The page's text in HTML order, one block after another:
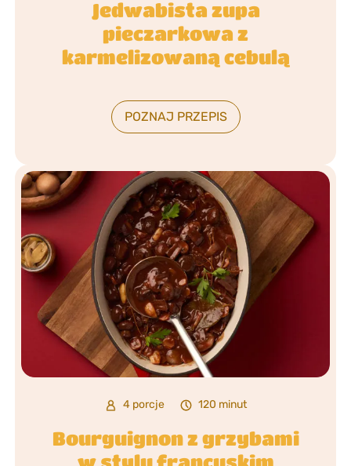
Jedwabista zupa
pieczarkowa z
karmelizowaną cebulą
POZNAJ PRZEPIS
4 porcje 120 minut
Bourguignon z grzybami
w stylu francuskim